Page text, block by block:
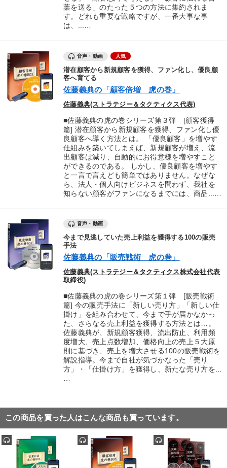
葉を送る」のたった５つの方法に集約されま
す。どれも重要な戦略ですが、一番大事な事
は、...…
音声・動画 人気
潜在顧客から新規顧客を獲得、ファン化し、優良顧
客へ育てる
佐藤義典の「顧客倍増 虎の巻」
佐藤義典(ストラテジー＆タクティクス代表)
■佐藤義典の虎の巻シリーズ第３弾 [顧客獲得
篇] 潜在顧客から新規顧客を獲得、ファン化し優
良顧客へ導く方法とは。 「優良顧客」を増やす
仕組みを築いてしまえば、新規顧客が増え、流
出顧客は減り、自動的にお得意様を増やすこと
ができるのである。 しかし、優良顧客を増やす
と一言で言えども簡単ではありません。なぜな
ら、法人・個人向けビジネスを問わず、我社を
知らない顧客がファンになるまでには、商品...…
音声・動画
今まで見逃していた売上利益を獲得する100の販売
手法
佐藤義典の「販売戦術 虎の巻」
佐藤義典(ストラテジー＆タクティクス株式会社代表
取締役)
■佐藤義典の虎の巻シリーズ第１弾 [販売戦術
篇] 今の販売手法に「新しい売り方」「新しい仕
掛け」を組み合わせて、今まで手が届かなかっ
た、さらなる売上利益を獲得する方法とは…。
佐藤義典が、新規顧客獲得、流出防止、利用頻
度増大、売上点数増加、価格向上の売上５大原
則に基づき、売上を増大させる100の販売戦術を
解説指導。今まで自社が気づかなった「売り
方」・「仕掛け方」を獲得し、新たな売り方を...
この商品を買った人はこんな商品も買っています。